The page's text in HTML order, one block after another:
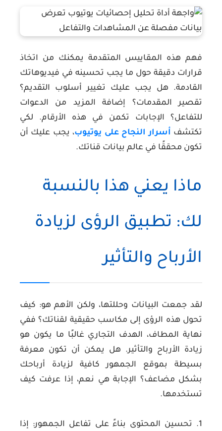
فهم هذه المقاييس المتقدمة يمكنك من اتخاذ
قرارات دقيقة حول ما يجب تحسينه في فيديوهاتك
القادمة. هل يجب عليك تغيير أسلوب التقديم؟
تقصير المقدمات؟ إضافة المزيد من الدعوات
للتفاعل؟ الإجابات تكمن في هذه الأرقام. لكي
تكتشف أسرار النجاح على يوتيوب، يجب عليك أن
تكون محققًا في عالم بيانات قناتك.
ماذا يعني هذا بالنسبة
لك: تطبيق الرؤى لزيادة
الأرباح والتأثير
لقد جمعت البيانات وحللتها، ولكن الأهم هو: كيف
تحول هذه الرؤى إلى مكاسب حقيقية لقناتك؟ ففي
نهاية المطاف، الهدف التجاري غالبًا ما يكون هو
زيادة الأرباح والتأثير. هل يمكن أن تكون معرفة
بسيطة بموقع الجمهور كافية لزيادة أرباحك
بشكل مضاعف؟ الإجابة هي نعم، إذا عرفت كيف
تستخدمها.
1. تحسين المحتوى بناءً على تفاعل الجمهور:
إذا